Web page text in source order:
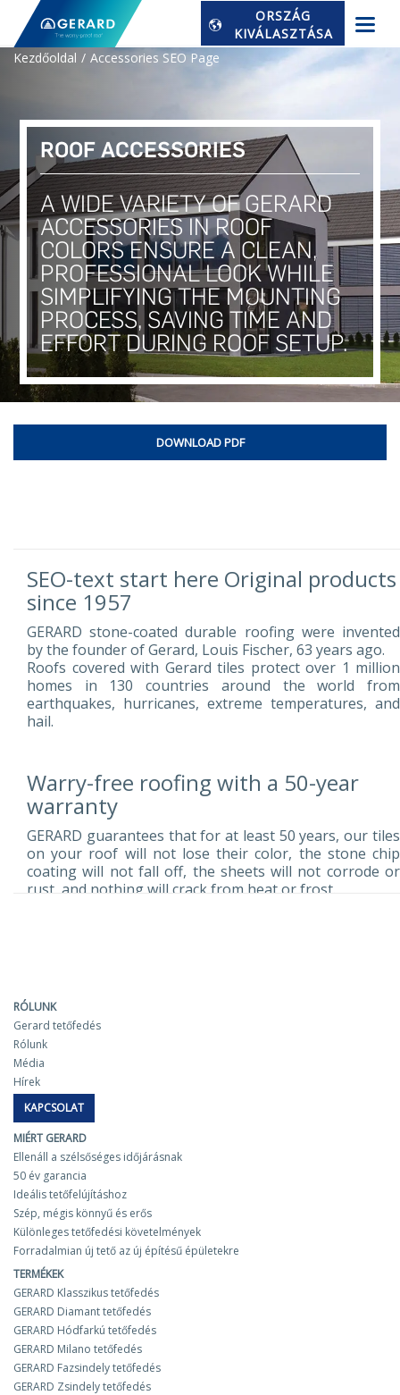
ORSZÁG
KIVÁLASZTÁSA
Kezdőoldal
Accessories SEO Page
ROOF ACCESSORIES
A WIDE VARIETY OF GERARD
ACCESSORIES IN ROOF
COLORS ENSURE A CLEAN,
PROFESSIONAL LOOK WHILE
SIMPLIFYING THE MOUNTING
PROCESS, SAVING TIME AND
EFFORT DURING ROOF SETUP.
DOWNLOAD PDF
SEO-text start here Original products
since 1957
GERARD stone-coated durable roofing were invented
by the founder of Gerard, Louis Fischer, 63 years ago.
Roofs covered with Gerard tiles protect over 1 million
homes in 130 countries around the world from
earthquakes, hurricanes, extreme temperatures, and
hail.
Warry-free roofing with a 50-year
warranty
GERARD guarantees that for at least 50 years, our tiles
on your roof will not lose their color, the stone chip
coating will not fall off, the sheets will not corrode or
rust, and nothing will crack from heat or frost.
resistance up to -80°C.
Horizontal fastening with 8 nails per panel. Very high wind
resistance (tested under wind load equivalent to hurricane
Even if dirt accumulates on the surface of the tiles, flora
cannot penetrate beyond the base layer.
The best roof for the re-roofing
Re-roofing is truly our strong suit. Up to 45% of all
Gerard tiles on the European market are purchased
specifically for re-roofing, and there are reasons for
this.
In most cases, when replacing a roof with Gerard, it is
not necessary to change the rafter system, as our tiles
are so lightweight that even an old and weak structure
can support them. Moreover, Gerard can often be
installed over an existing roof — and that is usually
what is done.
RÓLUNK
Gerard tetőfedés
Rólunk
Média
Hírek
KAPCSOLAT
MIÉRT GERARD
Ellenáll a szélsőséges időjárásnak
50 év garancia
Ideális tetőfelújításhoz
Szép, mégis könnyű és erős
Különleges tetőfedési követelmények
Forradalmian új tető az új építésű épületekre
TERMÉKEK
GERARD Klasszikus tetőfedés
GERARD Diamant tetőfedés
GERARD Hódfarkú tetőfedés
GERARD Milano tetőfedés
GERARD Fazsindely tetőfedés
GERARD Zsindely tetőfedés